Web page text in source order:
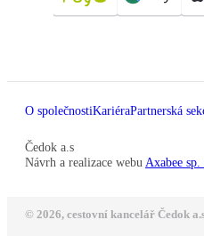
O společnostiKariéraPartnerská
Čedok a.s
Návrh a realizace webu Axabee sp.
© 2026, cestovní kancelář Čedok